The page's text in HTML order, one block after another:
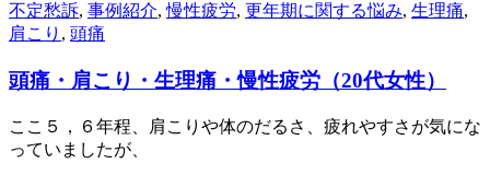
不定愁訴, 事例紹介,慢性疲労, 更年期に関する悩み, 生理痛,
肩こり , 頭痛
頭痛・肩こり・生理痛・慢性疲労（20代女性）
ここ５，６年程、肩こりや体のだるさ、疲れやすさが気にな
っていましたが、